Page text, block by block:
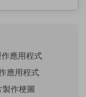
應用程式
應用程式
作梗圖